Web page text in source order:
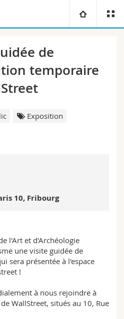
et de la formation
de
temporaire
Exposition
10, Fribourg
l'Art et d'Archéologie
une visite guidée de
sera présentée à l'espace
!
à nous rejoindre à
WallStreet, situés au 10, Rue